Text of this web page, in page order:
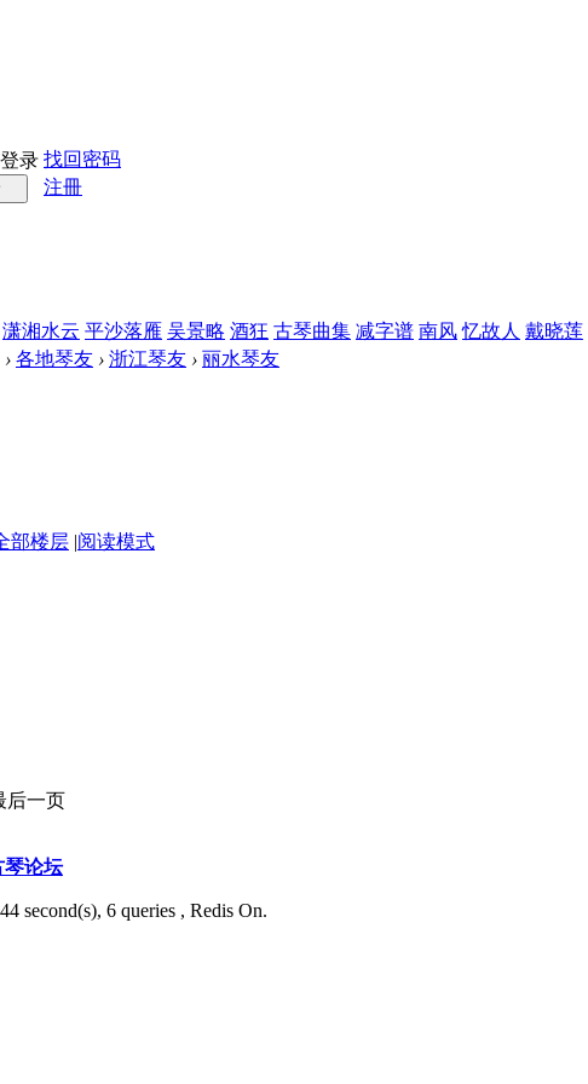
录 找回密码
注冊
潇湘水云 平沙落雁 吴景略 酒狂 古琴曲集 减字谱 南风 忆故人 戴晓莲
› 各地琴友 › 浙江琴友 › 丽水琴友
部楼层 |阅读模式
后一页
琴论坛
second(s), 6 queries , Redis On.